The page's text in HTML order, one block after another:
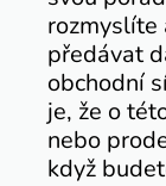
rozmyslíte
předávat
obchodní
je, že o
nebo
když